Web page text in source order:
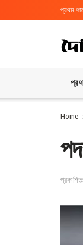
প্রথম
Home